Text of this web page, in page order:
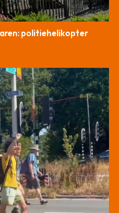
politiehelikopter